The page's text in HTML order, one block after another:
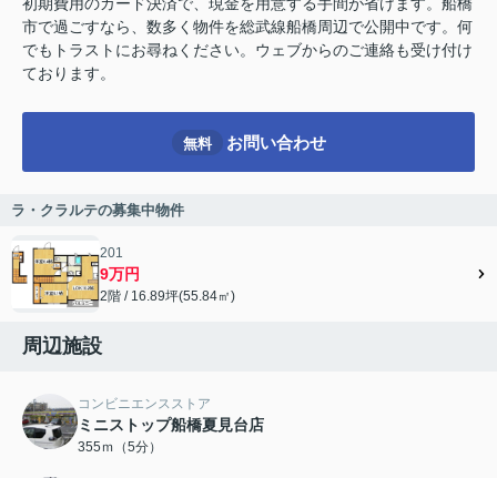
初期費用のカード決済で、現金を用意する手間が省けます。船橋
市で過ごすなら、数多く物件を総武線船橋周辺で公開中です。何
でもトラストにお尋ねください。ウェブからのご連絡も受け付け
ております。
無料 お問い合わせ
ラ・クラルテの募集中物件
201
9万円
2階 / 16.89坪(55.84㎡)
周辺施設
コンビニエンスストア
ミニストップ船橋夏見台店
355ｍ（5分）